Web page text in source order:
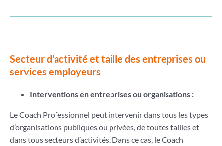
Secteur d’activité et taille des entreprises ou
services employeurs
Interventions en entreprises ou organisations :
Le Coach Professionnel peut intervenir dans tous les types
d’organisations publiques ou privées, de toutes tailles et
dans tous secteurs d’activités. Dans ce cas, le Coach